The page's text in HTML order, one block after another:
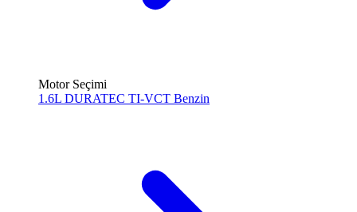
Motor Seçimi
1.6L DURATEC TI-VCT Benzin